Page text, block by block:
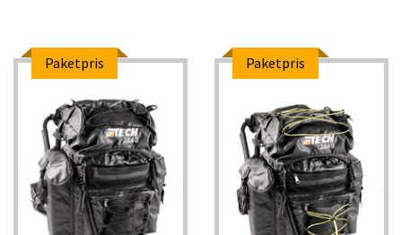
Paketpris Paketpris